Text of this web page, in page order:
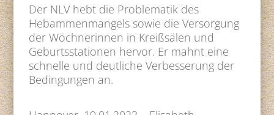
Der NLV hebt die Problematik des
Hebammenmangels sowie die Versorgung
der Wöchnerinnen in Kreißsälen und
Geburtsstationen hervor. Er mahnt eine
schnelle und deutliche Verbesserung der
Bedingungen an.